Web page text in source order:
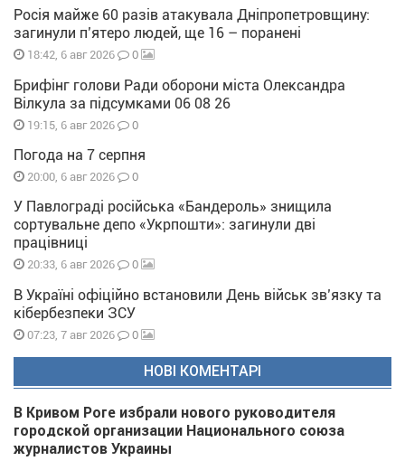
Росія майже 60 разів атакувала Дніпропетровщину:
загинули п’ятеро людей, ще 16 – поранені
18:42, 6 авг 2026 0
Брифінг голови Ради оборони міста Олександра
Вілкула за підсумками 06 08 26
19:15, 6 авг 2026 0
Погода на 7 серпня
20:00, 6 авг 2026 0
У Павлограді російська «Бандероль» знищила
сортувальне депо «Укрпошти»: загинули дві
працівниці
20:33, 6 авг 2026 0
В Україні офіційно встановили День військ зв’язку та
кібербезпеки ЗСУ
07:23, 7 авг 2026 0
НОВІ КОМЕНТАРІ
В Кривом Роге избрали нового руководителя
городской организации Национального союза
журналистов Украины